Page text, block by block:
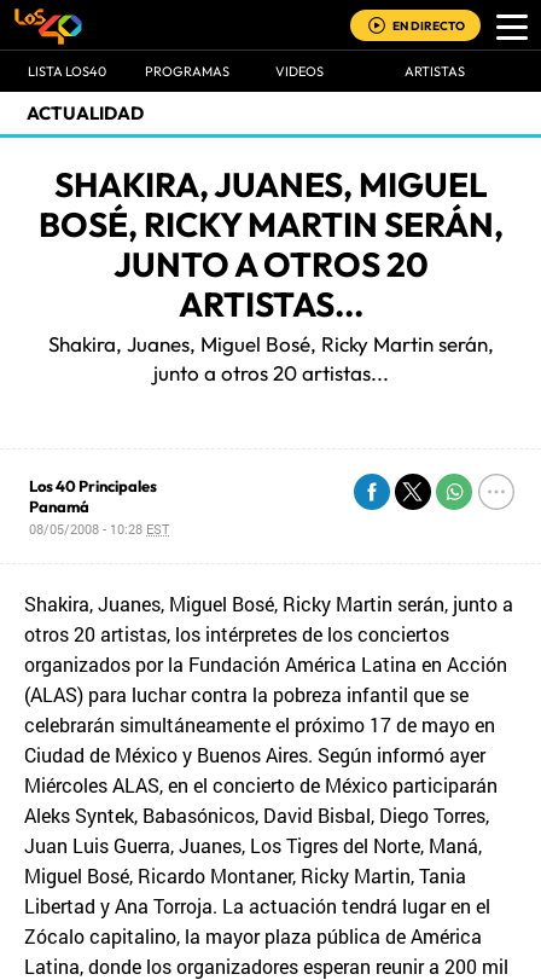
EN DIRECTO
LISTA LOS40 PROGRAMAS VIDEOS ARTISTAS
ACTUALIDAD
SHAKIRA, JUANES, MIGUEL
BOSÉ, RICKY MARTIN SERÁN,
JUNTO A OTROS 20
ARTISTAS...
Shakira, Juanes, Miguel Bosé, Ricky Martin serán,
junto a otros 20 artistas...
Los 40 Principales
Panamá
08/05/2008 - 10:28 EST
Shakira, Juanes, Miguel Bosé, Ricky Martin serán, junto a
otros 20 artistas, los intérpretes de los conciertos
organizados por la Fundación América Latina en Acción
(ALAS) para luchar contra la pobreza infantil que se
celebrarán simultáneamente el próximo 17 de mayo en
Ciudad de México y Buenos Aires. Según informó ayer
Miércoles ALAS, en el concierto de México participarán
Aleks Syntek, Babasónicos, David Bisbal, Diego Torres,
Juan Luis Guerra, Juanes, Los Tigres del Norte, Maná,
Miguel Bosé, Ricardo Montaner, Ricky Martin, Tania
Libertad y Ana Torroja. La actuación tendrá lugar en el
Zócalo capitalino, la mayor plaza pública de América
Latina, donde los organizadores esperan reunir a 200 mil